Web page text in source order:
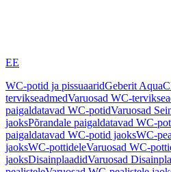
EE
WC-potid ja pissuaaridGeberit
tervikseadmedVaruosad WC-
paigaldatavad WC-potidVaruosad
jaoksPõrandale paigaldatavad WC-
paigaldatavad WC-potid jaoksWC-
jaoksWC-pottideleVaruosad WC-
jaoksDisainplaadidVaruosad